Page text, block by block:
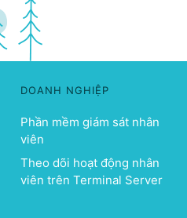
DOANH NGHIỆP
Phần mềm giám sát nhân
viên
Theo dõi hoạt động nhân
viên trên Terminal Server